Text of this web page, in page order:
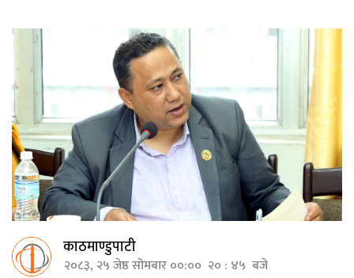
काठमाण्डुपाटी
२०८३, २५ जेष्ठ सोमबार ००:०० २० : ४५ बजे